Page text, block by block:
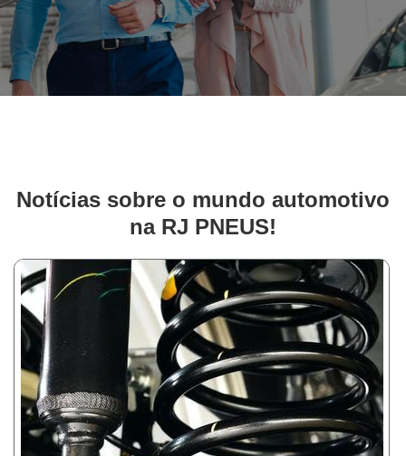
Notícias sobre o mundo automotivo
na RJ PNEUS!